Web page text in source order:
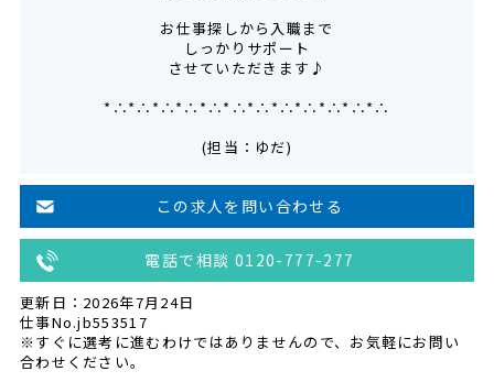
お仕事探しから入職まで
しっかりサポート
させていただきます♪
*∴*∴*∴*∴*∴*∴*∴*∴*∴*∴*∴*∴
(担当：ゆだ)
この求人を問い合わせる
電話で相談 0120-777-277
更新日：2026年7月24日
仕事No.jb553517
※すぐに選考に進むわけではありませんので、お気軽にお問い
合わせください。